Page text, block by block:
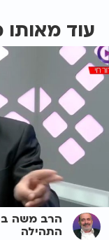
עוד
הרב משה
התהילה